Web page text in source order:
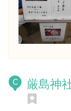
C 厳島神